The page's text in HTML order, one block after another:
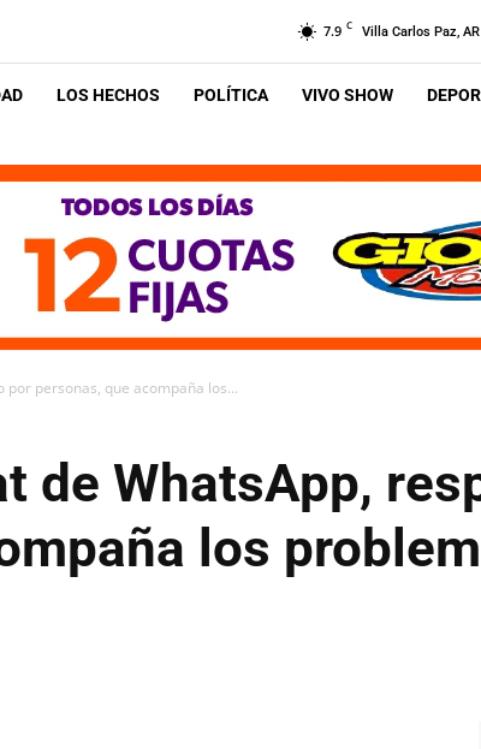
7.9 C Villa Carlos Paz, AR
LOS HECHOS POLÍTICA VIVO SHOW
por personas, que acompaña los...
de WhatsApp,
los